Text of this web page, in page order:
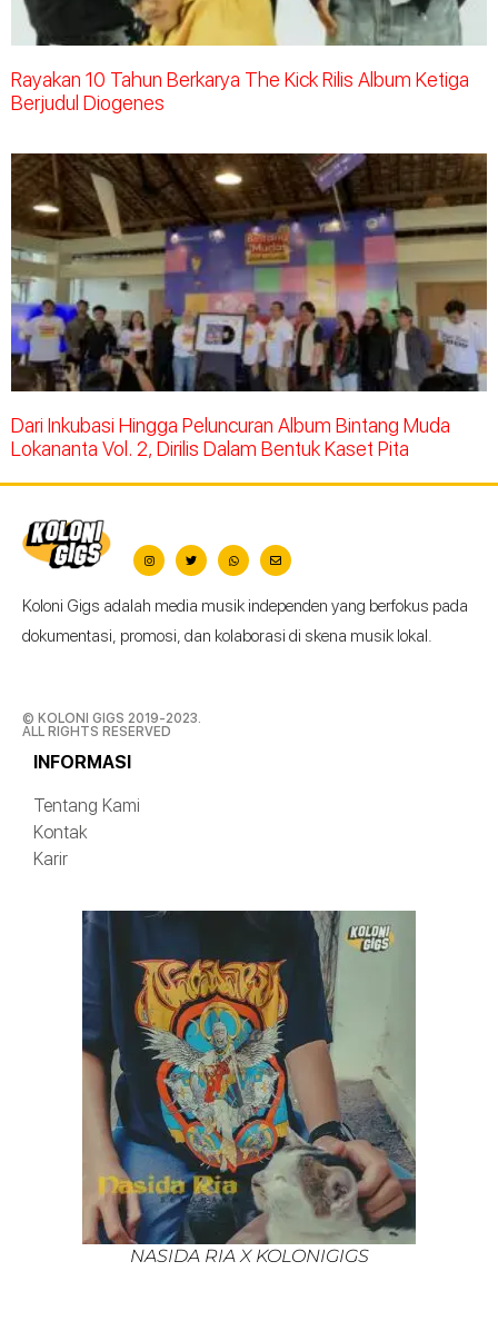
Rayakan 10 Tahun Berkarya The Kick Rilis Album Ketiga
Berjudul Diogenes
Dari Inkubasi Hingga Peluncuran Album Bintang Muda
Lokananta Vol. 2, Dirilis Dalam Bentuk Kaset Pita
Koloni Gigs adalah media musik independen yang berfokus pada
dokumentasi, promosi, dan kolaborasi di skena musik lokal.
© KOLONI GIGS 2019-2023.
ALL RIGHTS RESERVED
INFORMASI
Tentang Kami
Kontak
Karir
NASIDA RIA X KOLONIGIGS